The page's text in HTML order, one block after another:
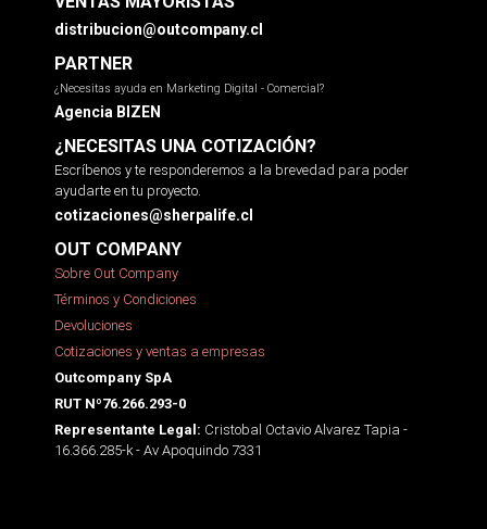
distribucion@outcompany.cl
PARTNER
¿Necesitas ayuda en Marketing Digital - Comercial?
Agencia BIZEN
¿NECESITAS UNA COTIZACIÓN?
Escríbenos y te responderemos a la brevedad para poder
ayudarte en tu proyecto.
cotizaciones@sherpalife.cl
OUT COMPANY
Sobre Out Company
Términos y Condiciones
Devoluciones
Cotizaciones y ventas a empresas
Outcompany SpA
RUT Nº76.266.293-0
Representante Legal: Cristobal Octavio Alvarez Tapia -
16.366.285-k - Av Apoquindo 7331